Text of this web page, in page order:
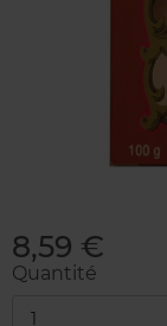
8,59 €
Quantité
1